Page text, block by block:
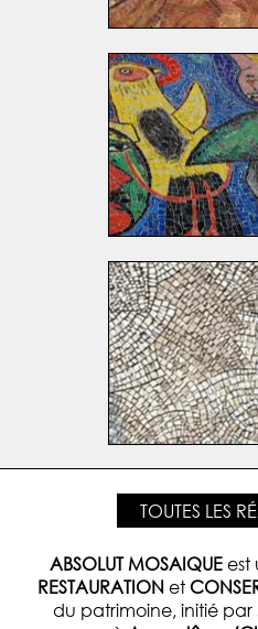
TOUTES
ABSOLUT MOSAIQUEest
RESTAURATIONet
du patrimoine, initié